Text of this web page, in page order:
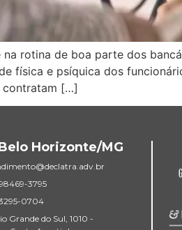
rotina de boa parte dos
física e psíquica dos
contratam […]
Horizonte/MG
3795
3295-0704
Grande do Sul, 1010 -